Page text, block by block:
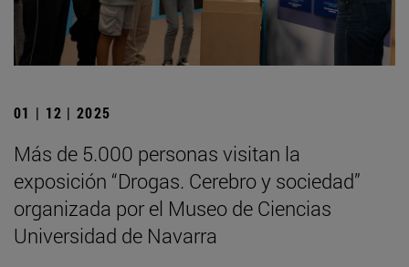
01 | 12 | 2025
Más de 5.000 personas visitan la
exposición “Drogas. Cerebro y sociedad”
organizada por el Museo de Ciencias
Universidad de Navarra